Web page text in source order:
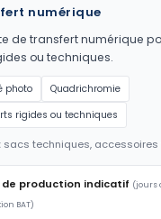
numérique
de transfert numérique
ou techniques.
photo
Quadrichromie
rigides ou techniques
sacs techniques, accessoires
de production indicatif (jours
BAT)